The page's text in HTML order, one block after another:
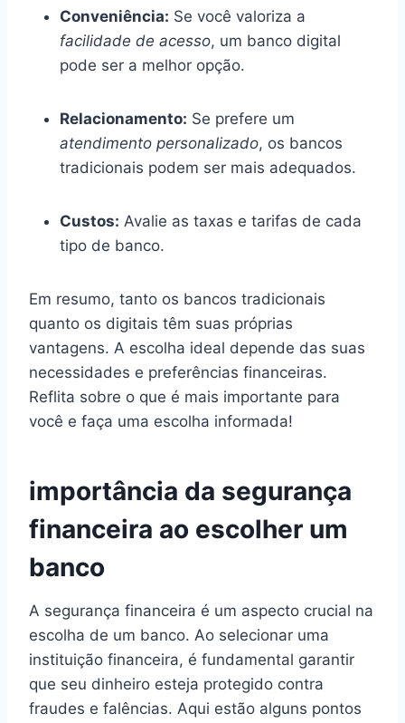
Conveniência: Se você valoriza a
facilidade de acesso, um banco digital
pode ser a melhor opção.
Relacionamento: Se prefere um
atendimento personalizado, os bancos
tradicionais podem ser mais adequados.
Custos: Avalie as taxas e tarifas de cada
tipo de banco.
Em resumo, tanto os bancos tradicionais
quanto os digitais têm suas próprias
vantagens. A escolha ideal depende das suas
necessidades e preferências financeiras.
Reflita sobre o que é mais importante para
você e faça uma escolha informada!
importância da segurança
financeira ao escolher um
banco
A segurança financeira é um aspecto crucial na
escolha de um banco. Ao selecionar uma
instituição financeira, é fundamental garantir
que seu dinheiro esteja protegido contra
fraudes e falências. Aqui estão alguns pontos